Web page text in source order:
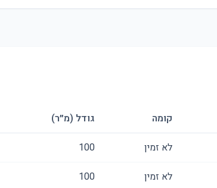
קומה גודל (מ״ר)
לא זמין 100
לא זמין 100